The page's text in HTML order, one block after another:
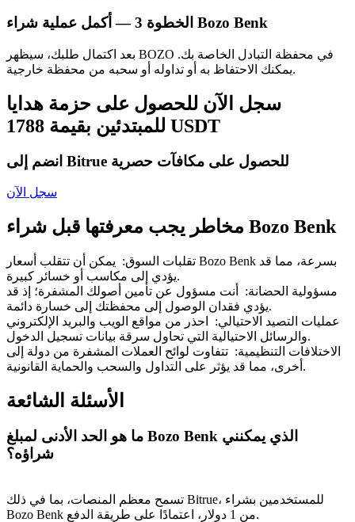
تعلم الستاكينغ
تعرف على كيفية كسب الدخل السلبي
Bitrue
AI
شركاء بيترو
الخطوة أكمل عملية شراء Bozo Benk
بعد اكتمال طلبك، سيظهر BOZO في محفظة التبادل الخاصة بك.
يمكنك الاحتفاظ به أو تداوله أو سحبه من محفظة خارجية.
سجل الآن للحصول على حزمة هدايا
للمبتدئين بقيمة 1788 USDT
انضم إلى Bitrue للحصول على مكافآت حصرية
سجل الآن
مخاطر يجب معرفتها قبل شراء Bozo Benk
تقلبات السوق: يمكن أن تتقلب أسعار Bozo Benk بسرعة، مما قد
يؤدي إلى مكاسب أو خسائر كبيرة.
مسؤولية الحضانة:
أنت مسؤول عن تأمين أصولك المشفرة؛ إذ قد
يؤدي فقدان الوصول إلى محفظتك إلى خسارة دائمة.
عمليات التصيد الاحتيالي:
احذر من مواقع الويب والبريد الإلكتروني
والرسائل الاحتيالية التي تحاول سرقة بيانات تسجيل الدخول.
الاختلافات التنظيمية: تتفاوت لوائح العملات المشفرة من دولة إلى
أخرى، مما قد يؤثر على التداول والسحب والحماية القانونية.
الأسئلة الشائعة
ما هو الحد الأدنى لمبلغ Bozo Benk الذي يمكنني
شراؤه؟
تسمح معظم المنصات، بما في ذلك Bitrue، للمستخدمين بشراء
Bozo Benk من 1 دولار، اعتمادًا على طريقة الدفع.